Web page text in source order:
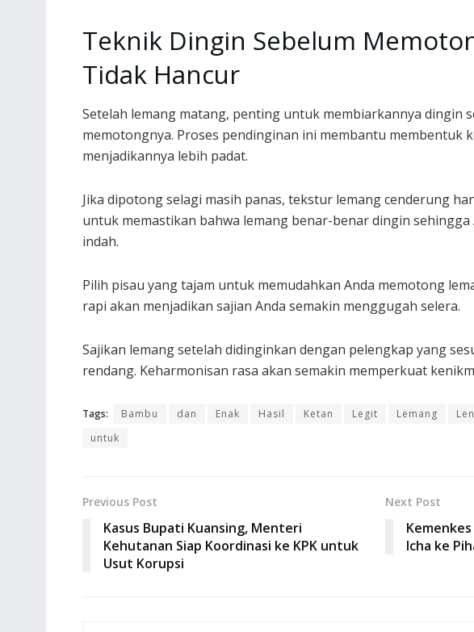
Teknik Dingin Sebelum
Tidak Hancur
Setelah lemang matang, penting untuk membiarkannya dingin
memotongnya. Proses pendinginan ini membantu membentuk
menjadikannya lebih padat.
Jika dipotong selagi masih panas, tekstur lemang cenderung
untuk memastikan bahwa lemang benar-benar dingin
indah.
Pilih pisau yang tajam untuk memudahkan Anda memotong
rapi akan menjadikan sajian Anda semakin menggugah selera.
Sajikan lemang setelah didinginkan dengan pelengkap yang
rendang. Keharmonisan rasa akan semakin memperkuat
Tags: Bambu dan Enak Hasil Ketan Legit Lemang
untuk
Previous Post
Kasus Bupati Kuansing, Menteri
Kehutanan Siap Koordinasi ke KPK untuk
Usut Korupsi
Next Post
Icha ke